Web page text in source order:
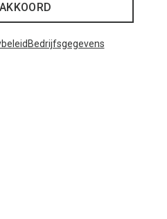
Bedrijfsgegevens